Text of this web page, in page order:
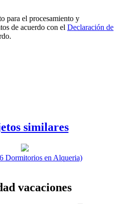
para el procesamiento y
de acuerdo con el Declaración de
similares
Dormitorios en Alqueria)
vacaciones